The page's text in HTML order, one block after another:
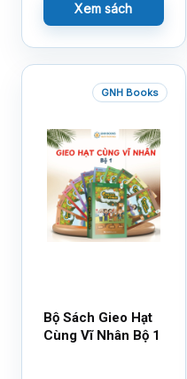
Xem sách
GNH Books
Bộ Sách Gieo Hạt
Cùng Vĩ Nhân Bộ 1